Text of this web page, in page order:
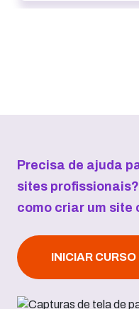
Precisa de ajuda
sites
como criar um site
INICIAR CURSO